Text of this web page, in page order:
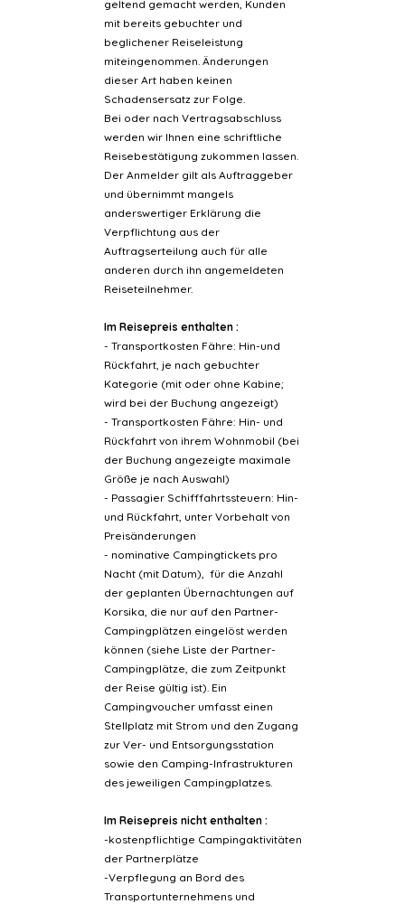
geltend gemacht werden, Kunden
mit bereits gebuchter und
beglichener Reiseleistung
miteingenommen. Änderungen
dieser Art haben keinen
Schadensersatz zur Folge.
Bei oder nach Vertragsabschluss
werden wir Ihnen eine schriftliche
Reisebestätigung zukommen lassen.
Der Anmelder gilt als Auftraggeber
und übernimmt mangels
anderswertiger Erklärung die
Verpflichtung aus der
Auftragserteilung auch für alle
anderen durch ihn angemeldeten
Reiseteilnehmer.
Im Reisepreis enthalten :
- Transportkosten Fähre: Hin-und
Rückfahrt, je nach gebuchter
Kategorie (mit oder ohne Kabine;
wird bei der Buchung angezeigt)
- Transportkosten Fähre: Hin- und
Rückfahrt von ihrem Wohnmobil (bei
der Buchung angezeigte maximale
Größe je nach Auswahl)
- Passagier Schifffahrtssteuern: Hin-
und Rückfahrt, unter Vorbehalt von
Preisänderungen
- nominative Campingtickets pro
Nacht (mit Datum), für die Anzahl
der geplanten Übernachtungen auf
Korsika, die nur auf den Partner-
Campingplätzen eingelöst werden
können (siehe Liste der Partner-
Campingplätze, die zum Zeitpunkt
der Reise gültig ist). Ein
Campingvoucher umfasst einen
Stellplatz mit Strom und den Zugang
zur Ver- und Entsorgungsstation
sowie den Camping-Infrastrukturen
des jeweiligen Campingplatzes.
Im Reisepreis nicht enthalten :
-kostenpflichtige Campingaktivitäten
der Partnerplätze
-Verpflegung an Bord des
Transportunternehmens und